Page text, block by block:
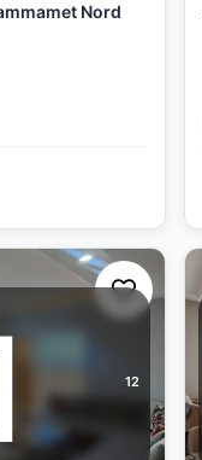
Nord
12